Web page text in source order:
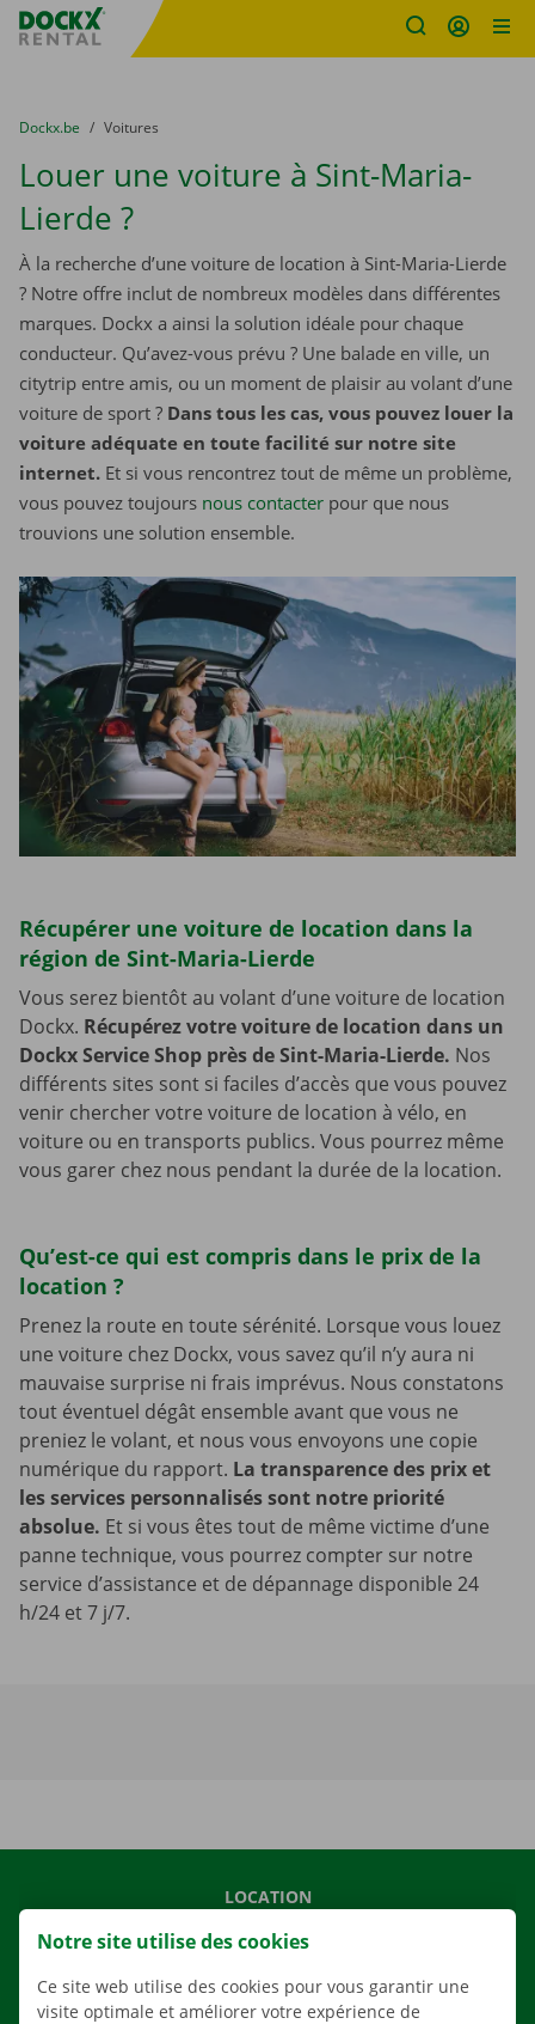
sitename
You are here:
du
Dockx.be to
Voitures
Louer une voiture à Sint-Maria-
Lierde ?
À la recherche d’une voiture de location à Sint-Maria-Lierde
? Notre offre inclut de nombreux modèles dans différentes
marques. Dockx a ainsi la solution idéale pour chaque
conducteur. Qu’avez-vous prévu ? Une balade en ville, un
citytrip entre amis, ou un moment de plaisir au volant d’une
voiture de sport ? Dans tous les cas, vous pouvez louer la
voiture adéquate en toute facilité sur notre site
internet. Et si vous rencontrez tout de même un problème,
vous pouvez toujours nous contacter pour que nous
trouvions une solution ensemble.
Récupérer une voiture de location dans la
région de Sint-Maria-Lierde
Vous serez bientôt au volant d’une voiture de location
Dockx. Récupérez votre voiture de location dans un
Dockx Service Shop près de Sint-Maria-Lierde. Nos
différents sites sont si faciles d’accès que vous pouvez
venir chercher votre voiture de location à vélo, en
voiture ou en transports publics. Vous pourrez même
vous garer chez nous pendant la durée de la location.
Qu’est-ce qui est compris dans le prix de la
location ?
Prenez la route en toute sérénité. Lorsque vous louez
une voiture chez Dockx, vous savez qu’il n’y aura ni
mauvaise surprise ni frais imprévus. Nous constatons
tout éventuel dégât ensemble avant que vous ne
preniez le volant, et nous vous envoyons une copie
numérique du rapport. La transparence des prix et
les services personnalisés sont notre priorité
absolue. Et si vous êtes tout de même victime d’une
panne technique, vous pourrez compter sur notre
service d’assistance et de dépannage disponible 24
h/24 et 7 j/7.
LOCATION
NOS VÉHICULES
AGENCES
Notre site utilise des cookies
Ce site web utilise des cookies pour vous garantir une
visite optimale et améliorer votre expérience de